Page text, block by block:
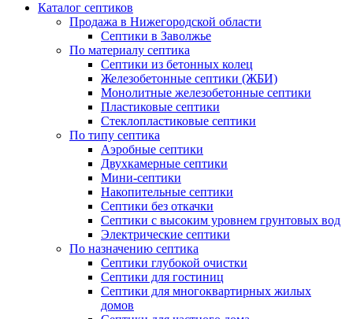
Каталог септиков
Продажа в Нижегородской области
Септики в Заволжье
По материалу септика
Септики из бетонных колец
Железобетонные септики (ЖБИ)
Монолитные железобетонные септики
Пластиковые септики
Стеклопластиковые септики
По типу септика
Аэробные септики
Двухкамерные септики
Мини-септики
Накопительные септики
Септики без откачки
Септики с высоким уровнем грунтовых вод
Электрические септики
По назначению септика
Септики глубокой очистки
Септики для гостиниц
Септики для многоквартирных жилых
домов